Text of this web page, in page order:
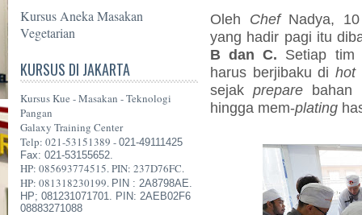
Kursus Aneka Masakan
Vegetarian
KURSUS DI JAKARTA
Kursus Kue - Masakan - Teknologi
Pangan
Galaxy Training Center
Telp: 021-53151389 - 021-49111425
Fax: 021-53155652.
HP: 085693774515. PIN: 237D76FC.
HP: 081318230199. PIN : 2A8798AE.
HP; 081231071701. PIN: 2AEB02F6
08883271088
Oleh ChefNadya, 10
yang hadir pagi itu
B dan C. Setiap tim
harus berjibaku dihot
sejakprepare bahan
hingga mem-plating